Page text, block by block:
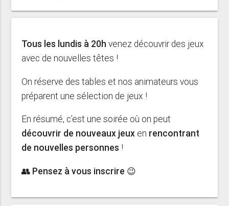
Tous les lundis à 20hvenez découvrir des jeux
avec de nouvelles têtes !
On réserve des tables et nos animateurs vous
préparent une sélection de jeux !
En résumé, c’est une soirée où on peut
découvrir de nouveaux jeux en rencontrant
de nouvelles personnes !
👥 Pensez à vous inscrire 😉